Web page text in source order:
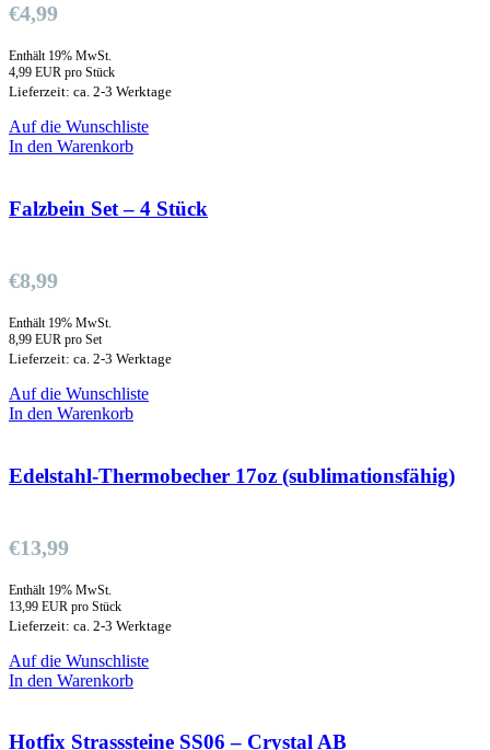
€4,99
Enthält 19% MwSt.
4,99 EUR pro Stück
Lieferzeit: ca. 2-3 Werktage
Auf die Wunschliste
In den Warenkorb
Falzbein Set – 4 Stück
€8,99
Enthält 19% MwSt.
8,99 EUR pro Set
Lieferzeit: ca. 2-3 Werktage
Auf die Wunschliste
In den Warenkorb
Edelstahl-Thermobecher 17oz (sublimationsfähig)
€13,99
Enthält 19% MwSt.
13,99 EUR pro Stück
Lieferzeit: ca. 2-3 Werktage
Auf die Wunschliste
In den Warenkorb
Hotfix Strasssteine SS06 – Crystal AB